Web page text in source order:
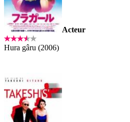
Acteur
Hura gâru (2006)